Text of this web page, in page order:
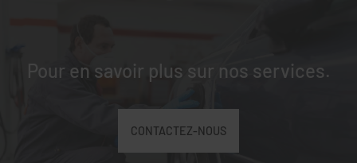
Pour en savoir plus sur nos services.
CONTACTEZ-NOUS